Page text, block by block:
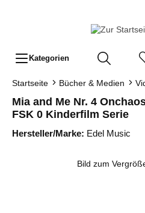
Kategorien
Startseite Bücher & Medien
Mia and Me Nr. 4
FSK 0 Kinderfilm Serie
Hersteller/Marke: Edel Music
Bild zum